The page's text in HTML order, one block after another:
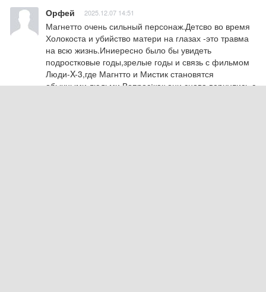
Орфей 2025.12.07 14:51
Магнетто очень сильный персонаж.Детсво во время
Холокоста и убийство матери на глазах -это травма
на всю жизнь.Иниересно было бы увидеть
подростковые годы,зрелые годы и связь с фильмом
Люди-X-3,где Магнтто и Мистик становятся
обычными людьми.Вопрос:как они снова вернулись с